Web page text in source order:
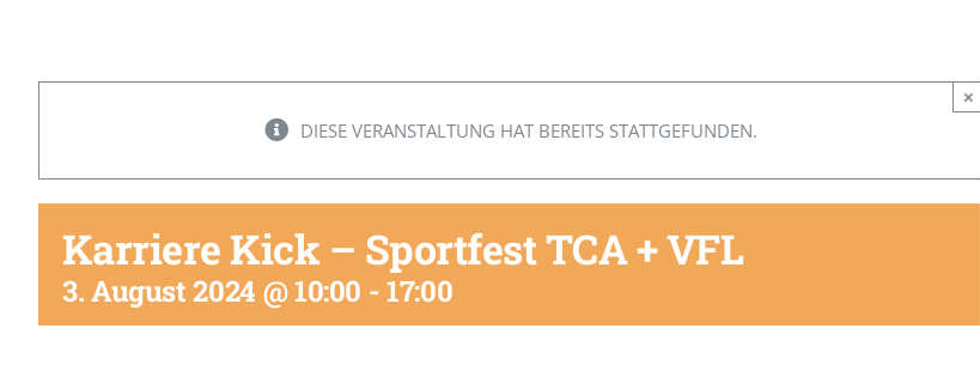
DIESE VERANSTALTUNG HAT BEREITS STATTGEFUNDEN.
×
Karriere Kick – Sportfest TCA + VFL
3. August 2024 @ 10:00 -17:00